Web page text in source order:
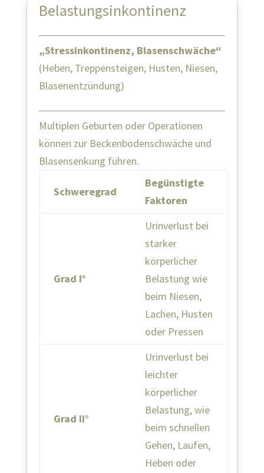
Belastungsinkontinenz
„Stressinkontinenz, Blasenschwäche“
(Heben, Treppensteigen, Husten, Niesen,
Blasenentzündung)
Multiplen Geburten oder Operationen
können zur Beckenbodenschwäche und
Blasensenkung führen.
Schweregrad
Begünstigte
Faktoren
Grad I°
Urinverlust bei
starker
körperlicher
Belastung wie
beim Niesen,
Lachen, Husten
oder Pressen
Grad II°
Urinverlust bei
leichter
körperlicher
Belastung, wie
beim schnellen
Gehen, Laufen,
Heben oder